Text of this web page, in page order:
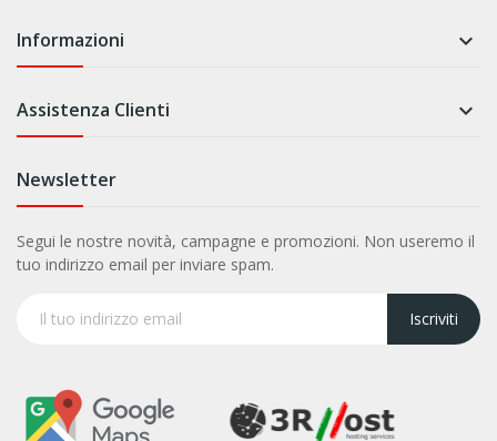
Informazioni 
Assistenza Clienti 
Newsletter
Segui le nostre novità, campagne e promozioni. Non useremo il
tuo indirizzo email per inviare spam.
Iscriviti